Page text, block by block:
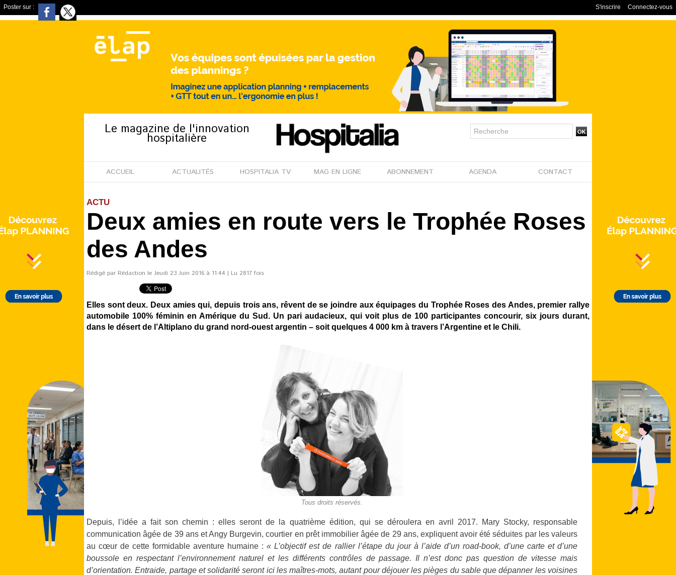
Poster sur : Connectez-vous
S'inscrire
Le magazine de l'innovation
hospitalière
ACCUEIL ACTUALITÉS HOSPITALIA TV MAG EN LIGNE ABONNEMENT AGENDA CONTACT
ACTU
Deux amies en route vers le Trophée Roses
des Andes
Rédigé par Rédaction le Jeudi 23 Juin 2016 à 11:44 | Lu 2817 fois
Elles sont deux. Deux amies qui, depuis trois ans, rêvent de se joindre aux équipages du Trophée Roses des Andes, premier rallye
automobile 100% féminin en Amérique du Sud. Un pari audacieux, qui voit plus de 100 participantes concourir, six jours durant,
dans le désert de l’Altiplano du grand nord-ouest argentin – soit quelques 4 000 km à travers l’Argentine et le Chili.
Tous droits réservés.
Depuis, l’idée a fait son chemin : elles seront de la quatrième édition, qui se déroulera en avril 2017. Mary Stocky, responsable
communication âgée de 39 ans et Angy Burgevin, courtier en prêt immobilier âgée de 29 ans, expliquent avoir été séduites par les valeurs
au cœur de cette formidable aventure humaine :« L’objectif est de rallier l’étape du jour à l’aide d’un road-book, d’une carte et d’une
boussole en respectant l’environnement naturel et les différents contrôles de passage. Il n’est donc pas question de vitesse mais
d’orientation. Entraide, partage et solidarité seront ici les maîtres-mots, autant pourdéjouer les pièges du sable que dépanner les voisines